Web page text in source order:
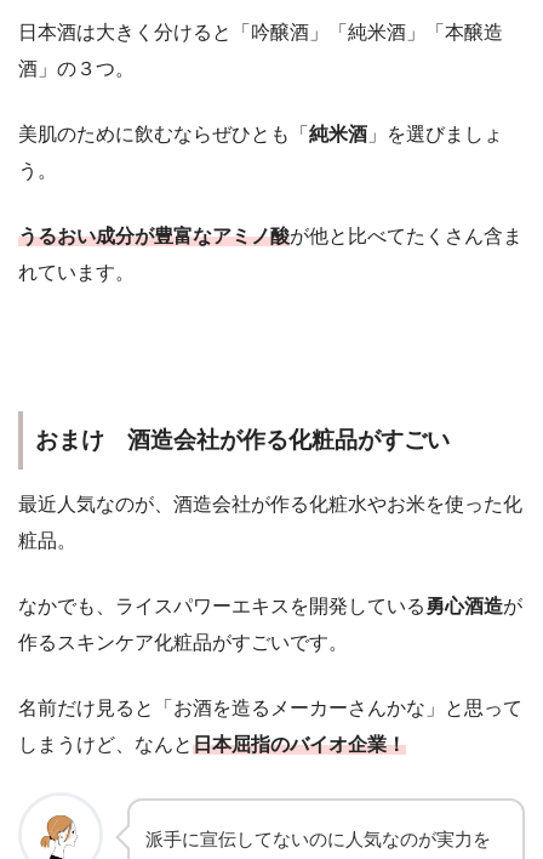
日本酒は大きく分けると「吟醸酒」「純米酒」「本醸造
酒」の３つ。
美肌のために飲むならぜひとも「 純米酒 」を選びましょ
う。
うるおい成分が豊富なアミノ酸が他と比べてたくさん含ま
れています。
おまけ 酒造会社が作る化粧品がすごい
最近人気なのが、酒造会社が作る化粧水やお米を使った化
粧品。
なかでも、ライスパワーエキスを開発している 勇心酒造が
作るスキンケア化粧品がすごいです。
名前だけ見ると「お酒を造るメーカーさんかな」と思って
しまうけど、なんと日本屈指のバイオ企業！
派手に宣伝してないのに人気なのが実力を